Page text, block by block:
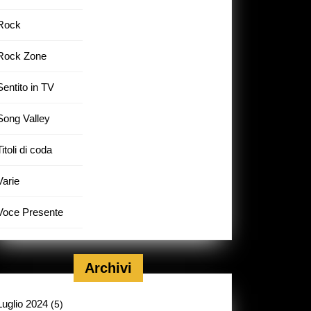
Zone
in TV
Valley
di coda
Presente
Archivi
2024 (5)